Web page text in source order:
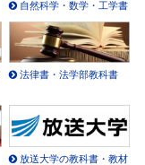
自然科学・数学・工学書
法律書・法学部教科書
放送大学の教科書・教材